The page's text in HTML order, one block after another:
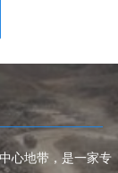
心地带，是一家专